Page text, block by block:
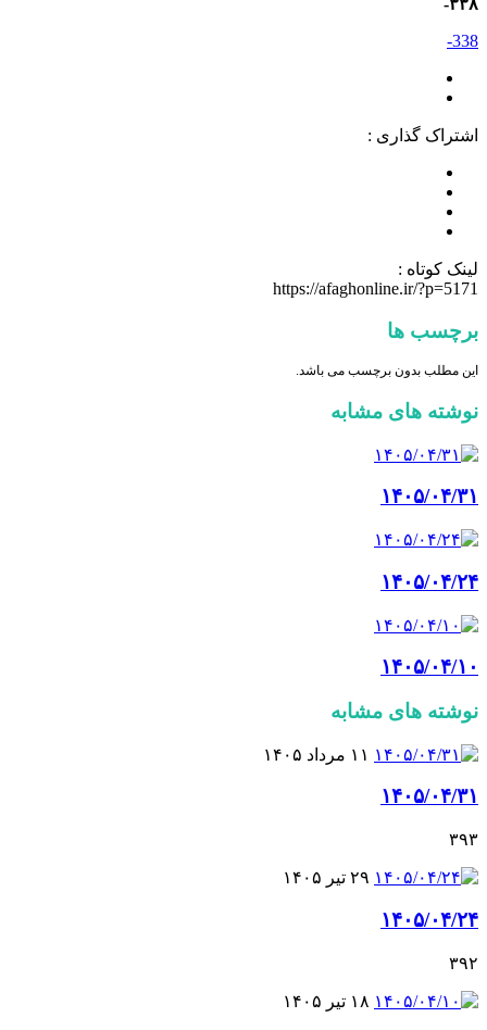
338-
اشتراک گذاری :
لینک کوتاه :
https://afaghonline.ir/?p=5171
برچسب ها
این مطلب بدون برچسب می باشد.
نوشته های مشابه
۱۴۰۵/۰۴/۳۱
۱۴۰۵/۰۴/۲۴
۱۴۰۵/۰۴/۱۰
نوشته های مشابه
۱۱ مرداد ۱۴۰۵
۱۴۰۵/۰۴/۳۱
۳۹۳
۲۹ تیر ۱۴۰۵
۱۴۰۵/۰۴/۲۴
۳۹۲
۱۸ تیر ۱۴۰۵